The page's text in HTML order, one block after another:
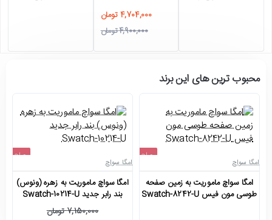
4,704,000 تومان
4,900,000 تومان
محبوب ترین های این برند
حراج
اتمام موجودی
امگا سواچ
امگا سواچ ماموریت به زمین صفحه
طوسی مون فیس Swatch-8242-U
حراج
جدید
-4%
امگا سواچ
امگا سواچ ماموریت به زهره (ونوس)
بند رابر جدید Swatch-10214-U
7,150,000 تومان